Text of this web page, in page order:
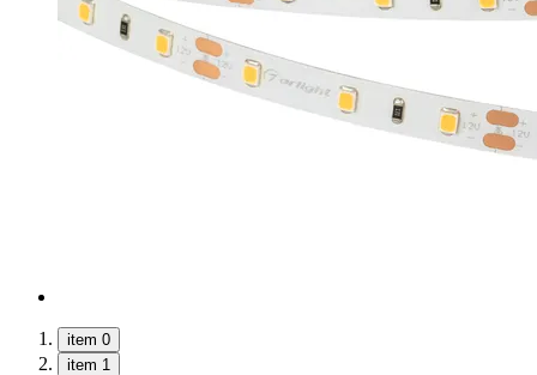
item 0
item 1